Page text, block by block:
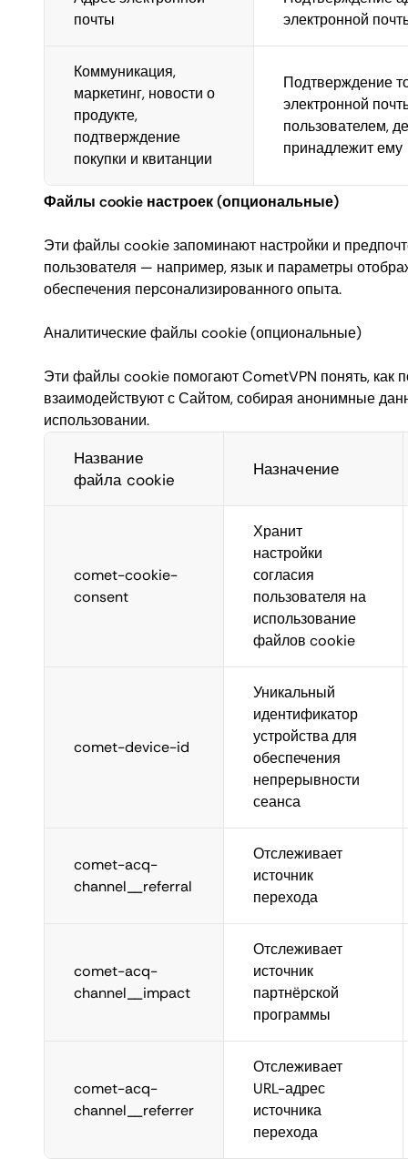
почты
электронной
Коммуникация,
маркетинг, новости о
продукте,
подтверждение
покупки и квитанции
Подтверждение
электронной
пользователем,
принадлежит ему
Файлы cookie настроек (опциональные)
Эти файлы cookie запоминают настройки и
пользователя — например, язык и параметры
обеспечения персонализированного опыта.
Аналитические файлы cookie (опциональные)
Эти файлы cookie помогают CometVPN понять, как
взаимодействуют с Сайтом, собирая анонимные
использовании.
Название
файла cookie
Назначение
comet-cookie-
consent
Хранит
настройки
согласия
пользователя на
использование
файлов cookie
comet-device-id
Уникальный
идентификатор
устройства для
обеспечения
непрерывности
сеанса
comet-acq-
channel__referral
Отслеживает
источник
перехода
comet-acq-
channel__impact
Отслеживает
источник
партнёрской
программы
comet-acq-
channel__referrer
Отслеживает
URL-адрес
источника
перехода